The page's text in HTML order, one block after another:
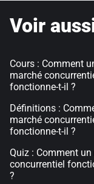
Voir
Cours : Comment
marché
fonctionne-t-il ?
Définitions :
marché
fonctionne-t-il ?
Quiz : Comment
concurrentiel
?